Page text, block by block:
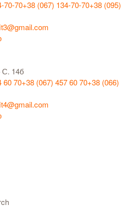
70-70+38 (067) 134-70-70+38 (095)
С. 14б
60 70+38 (067) 457 60 70+38 (066)